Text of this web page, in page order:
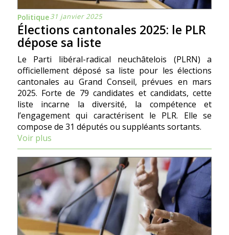
Politique31 janvier 2025
Élections cantonales 2025: le PLR
dépose sa liste
Le Parti libéral-radical neuchâtelois (PLRN) a
officiellement déposé sa liste pour les élections
cantonales au Grand Conseil, prévues en mars
2025. Forte de 79 candidates et candidats, cette
liste incarne la diversité, la compétence et
l’engagement qui caractérisent le PLR. Elle se
compose de 31 députés ou suppléants sortants.
Voir plus